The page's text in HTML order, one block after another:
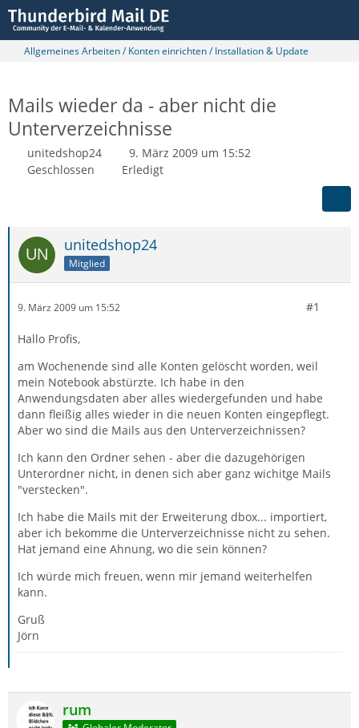
Allgemeines Arbeiten / Konten einrichten / Installation & Update
Mails wieder da - aber nicht die
Unterverzeichnisse
unitedshop24
9. März 2009 um 15:52
Geschlossen
Erledigt
unitedshop24
Mitglied
9. März 2009 um 15:52 #1
Hallo Profis,
am Wochenende sind alle Konten gelöscht worden, weil
mein Notebook abstürzte. Ich habe in den
Anwendungsdaten aber alles wiedergefunden und habe
dann fleißig alles wieder in die neuen Konten eingepflegt.
Aber wo sind die Mails aus den Unterverzeichnissen?
Ich kann den Ordner sehen - aber die dazugehörigen
Unterordner nicht, in denen sich aber ganz wichitge Mails
"verstecken".
Ich habe die Mails mit der Erweiterung dbox... importiert,
aber ich bekomme die Unterverzeichnisse nicht zu sehen.
Hat jemand eine Ahnung, wo die sein können?
Ich würde mich freuen, wenn mir jemand weiterhelfen
kann.
Gruß
Jörn
rum